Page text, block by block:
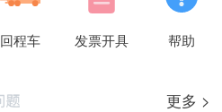
回程车 发票开具 帮助
更多 >